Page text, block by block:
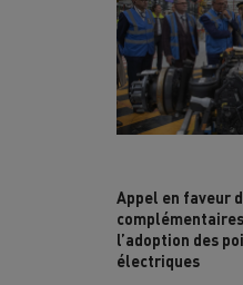
Appel en faveur
l’adoption des
électriques